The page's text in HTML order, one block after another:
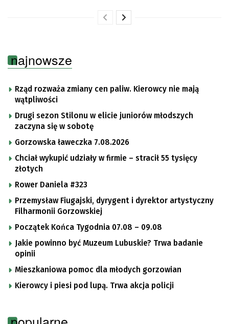
najnowsze
Rząd rozważa zmiany cen paliw. Kierowcy nie mają
wątpliwości
Drugi sezon Stilonu w elicie juniorów młodszych
zaczyna się w sobotę
Gorzowska ławeczka 7.08.2026
Chciał wykupić udziały w firmie – stracił 55 tysięcy
złotych
Rower Daniela #323
Przemysław Fiugajski, dyrygent i dyrektor artystyczny
Filharmonii Gorzowskiej
Początek Końca Tygodnia 07.08 – 09.08
Jakie powinno być Muzeum Lubuskie? Trwa badanie
opinii
Mieszkaniowa pomoc dla młodych gorzowian
Kierowcy i piesi pod lupą. Trwa akcja policji